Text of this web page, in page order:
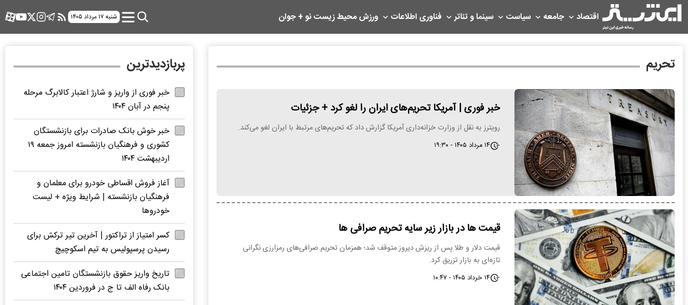
اقتصاد جامعه سیاست سینما و تئاتر فناوری اطلاعات ورزشمحیط زیستنو + جوان شنبه ۱۷ مرداد ۱۴۰۵
تحریم
خبر فوری | آمریکا تحریم‌های ایران را لغو کرد + جزئیات
رویترز به نقل از وزارت خزانه‌داری آمریکا گزارش داد که تحریم‌های مرتبط با ایران لغو می‌کند.
۱۴ مرداد ۱۴۰۵ - ۱۹:۳۰
قیمت ها در بازار زیر سایه تحریم صرافی ها
قیمت دلار و طلا پس از ریزش دیروز متوقف شد؛ همزمان تحریم صرافی‌های رمزارزی نگرانی
تازه‌ای به بازار تزریق کرد.
۱۴ خرداد ۱۴۰۵ - ۱۰:۴۷
پربازدیدترین
خبر فوری از واریز و شارژ اعتبار کالابرگ مرحله
پنجم در آبان ۱۴۰۴
خبر خوش بانک صادرات برای بازنشستگان
کشوری و فرهنگیان بازنشسته امروز جمعه ۱۹
اردیبهشت ۱۴۰۴
آغاز فروش اقساطی خودرو برای معلمان و
فرهنگیان بازنشسته | شرایط ویژه + لیست
خودروها
کسر امتیاز از تراکتور | آخرین تیر ترکش برای
رسیدن پرسپولیس به تیم اسکوچیچ
تاریخ واریز حقوق بازنشستگان تامین اجتماعی
بانک رفاه الف تا ج در فروردین ۱۴۰۴